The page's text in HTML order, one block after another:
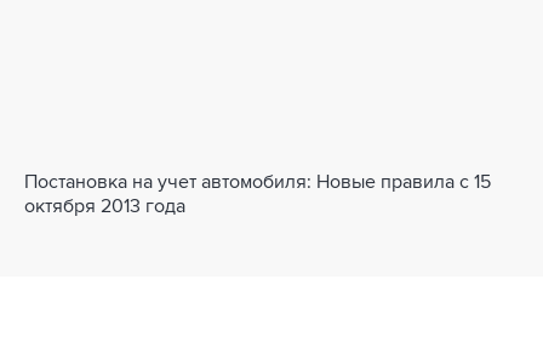
Постановка на учет автомобиля: Новые правила с 15
октября 2013 года